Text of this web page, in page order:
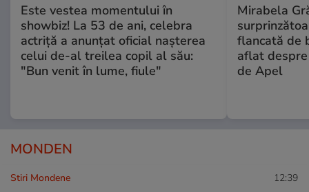
Este vestea momentului în
showbiz! La 53 de ani, celebra
actriță a anunțat oficial nașterea
celui de-al treilea copil al său:
"Bun venit în lume, fiule"
Mirabela
flancată de
aflat
de Apel
MONDEN
Stiri Mondene 12:39